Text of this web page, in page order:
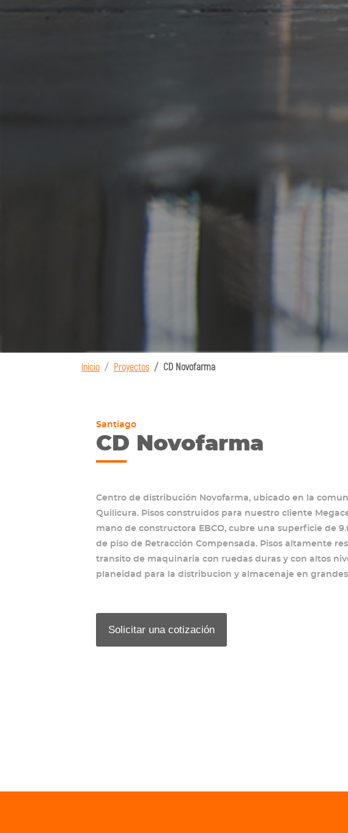
Inicio Proyectos CD Novofarma
Santiago
CD Novofarma
Centro de distribución Novofarma, ubicado en la
Quilicura. Pisos construidos para nuestro cliente
mano de constructora EBCO, cubre una superficie de
de piso de Retracción Compensada. Pisos altamente
transito de maquinaria con ruedas duras y con altos
planeidad para la distribucion y almacenaje en
Solicitar una cotización